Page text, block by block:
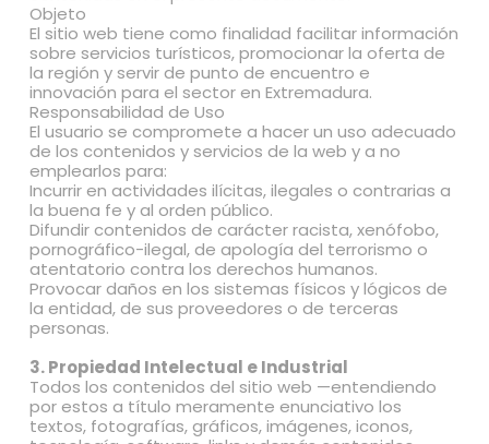
Objeto
El sitio web tiene como finalidad facilitar información
sobre servicios turísticos, promocionar la oferta de
la región y servir de punto de encuentro e
innovación para el sector en Extremadura.
Responsabilidad de Uso
El usuario se compromete a hacer un uso adecuado
de los contenidos y servicios de la web y a no
emplearlos para:
Incurrir en actividades ilícitas, ilegales o contrarias a
la buena fe y al orden público.
Difundir contenidos de carácter racista, xenófobo,
pornográfico-ilegal, de apología del terrorismo o
atentatorio contra los derechos humanos.
Provocar daños en los sistemas físicos y lógicos de
la entidad, de sus proveedores o de terceras
personas.
3. Propiedad Intelectual e Industrial
Todos los contenidos del sitio web —entendiendo
por estos a título meramente enunciativo los
textos, fotografías, gráficos, imágenes, iconos,